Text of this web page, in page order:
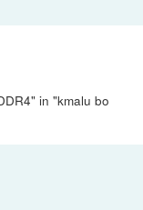
in "kmalu bo